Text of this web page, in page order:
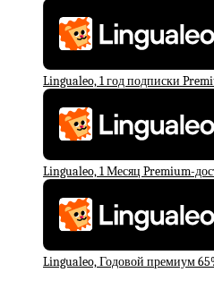
Lingualeo, 1 год подписки
Lingualeo, 1 Месяц Premium-
Lingualeo, Годовой премиум